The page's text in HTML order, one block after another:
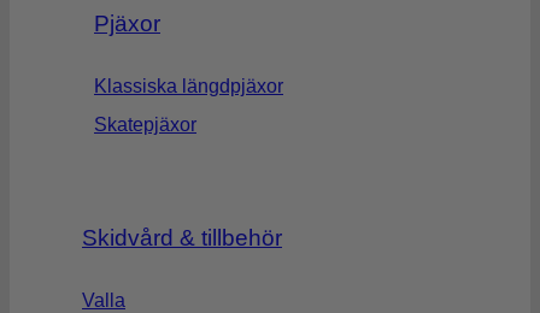
Pjäxor
Klassiska längdpjäxor
Skatepjäxor
Skidvård & tillbehör
Valla